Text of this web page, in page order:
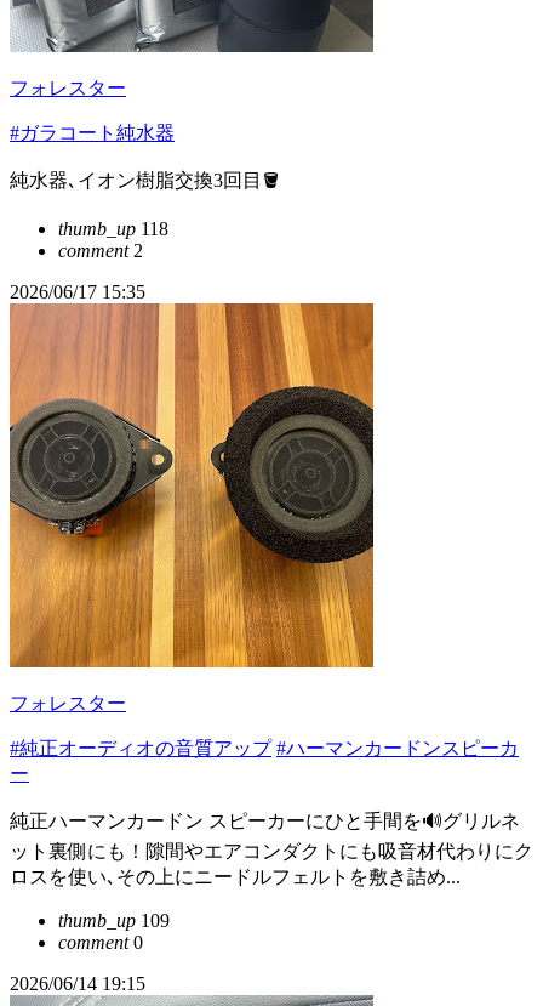
フォレスター
#ガラコート純水器
純水器､イオン樹脂交換3回目🪣
thumb_up 118
comment2
2026/06/17 15:35
フォレスター
#純正オーディオの音質アップ #ハーマンカードンスピーカ
ー
純正ハーマンカードン スピーカーにひと手間を🔊グリルネ
ット裏側にも！隙間やエアコンダクトにも吸音材代わりにク
ロスを使い､その上にニードルフェルトを敷き詰め...
thumb_up 109
comment0
2026/06/14 19:15